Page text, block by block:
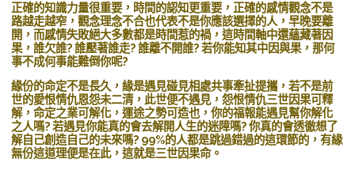
正確的知識力量很重要，時間的認知更重要，正確的感情觀念不是
路越走越窄，觀念理念不合也代表不是你應該選擇的人，早晚要離
開，而感情失敗絕大多數都是時間惹的禍，這時間軸中還蘊藏著因
果，誰欠誰? 誰壓著誰走? 誰離不開誰? 若你能知其中因與果，那何
事不成何事能難倒你呢?
緣份的命定不是長久，緣是遇見碰見相處共事牽扯提攜，若不是前
世的愛恨情仇恩怨未二清，此世便不遇見，怨恨情仇三世因果可釋
解，命定之業可解化，運途之勢可造也，你的福報能遇見幫你解化
之人嗎? 若遇見你能真的會去解開人生的迷障嗎? 你真的會透徹想了
解自己創造自己的未來嗎? 99%的人都是跳過錯過的這環節的，有緣
無份這道理便是在此，這就是三世因果命。